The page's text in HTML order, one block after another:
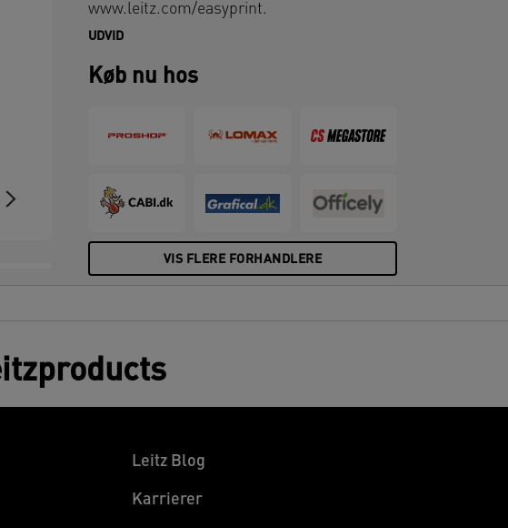
www.leitz.com/easyprint.
UDVID
Køb nu hos
VIS FLERE FORHANDLERE
Leitz Blog
Karrierer